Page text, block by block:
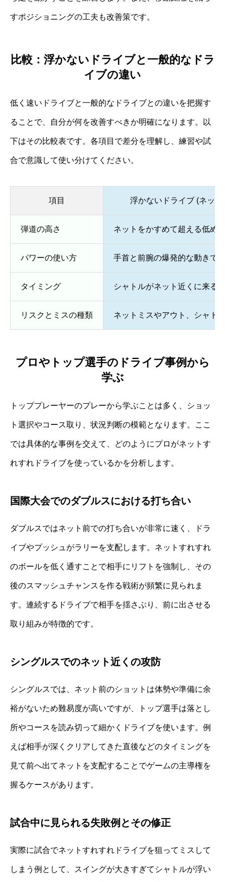
すポジショニングの工夫も改善策です。
比較：浮かないドライブと一般的なドラ
イブの違い
低く速いドライブと一般的なドライブとの違いを把握す
ることで、自分が何を改善すべきか明確になります。以
下はその比較表です。各項目で差分を理解し、練習や試
合で意識して使い分けてください。
項目 浮かないドライブ (ネッ
弾道の高さ ネットをかすめて超える低め
パワーの使い方 手首と前腕の爆発的な動きで
タイミング シャトルがネット近くに来る
リスクとミスの種類 ネットミスやアウト、シャト
プロやトップ選手のドライブ事例から
学ぶ
トッププレーヤーのプレーから学ぶことは多く、ショッ
ト選択やコース取り、状況判断の模範となります。ここ
では具体的な事例を交えて、どのようにプロがネットす
れすれドライブを使っているかを分析します。
国際大会でのダブルスにおける打ち合い
ダブルスではネット前での打ち合いが非常に速く、ドラ
イブやプッシュがラリーを支配します。ネットすれすれ
のボールを低く通すことで相手にリフトを強制し、その
後のスマッシュチャンスを作る戦術が頻繁に見られま
す。連続するドライブで相手を揺さぶり、前に出させる
取り組みが特徴的です。
シングルスでのネット近くの攻防
シングルスでは、ネット前のショットは体勢や準備に余
裕がないため難易度が高いですが、トップ選手は落とし
所やコースを読み切って細かくドライブを使います。例
えば相手が深くクリアしてきた直後などのタイミングを
見て前へ出てネットを支配することでゲームの主導権を
握るケースがあります。
試合中に見られる失敗例とその修正
実際に試合でネットすれすれドライブを狙ってミスして
しまう例として、スイングが大きすぎてシャトルが浮い